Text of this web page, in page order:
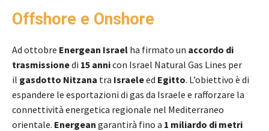
Offshore e Onshore
Ad ottobre Energean Israel ha firmato un accordo di
trasmissionedi 15 annicon Israel Natural Gas Lines per
il gasdotto Nitzana tra Israeleed Egitto. L’obiettivo è di
espandere le esportazioni di gas da Israele e rafforzare la
connettività energetica regionale nel Mediterraneo
orientale. Energean garantirà fino a 1 miliardo di metri